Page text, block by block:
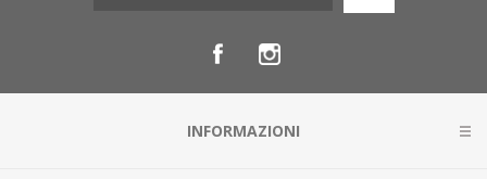
INFORMAZIONI